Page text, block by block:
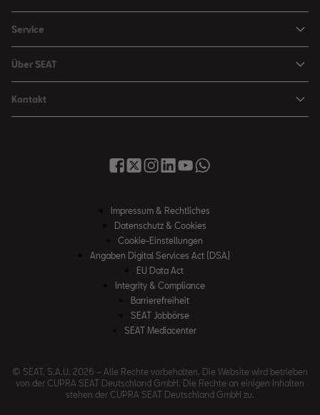
Arona
Leon
Leon Sportstourer
SEAT Ateca Compact SUV (discontinued)
Sondermodelle
SEAT FOR BUSINESS Angebote
Gebrauchtfahrzeuge
Finanzdienstleistung
Sommer Service Aktion
Service
Smartphone Kompatibilität
Senderlogos
SEAT Original Teile ®
Online Service-Terminbuchung
AE 189 Diesel Rückrufaktion
Über SEAT
News & Events
Integrität & Compliance
SEAT Umwelt-Richtlinen
SEAT Qualitätsgrundsätze
Kontakt
Online Service-Terminbuchung
Impressum & Rechtliches
Datenschutz & Cookies
Cookie-Einstellungen
Angaben Digital Services Act (DSA)
EU Data Act
Integrity & Compliance
Barrierefreiheit
SEAT Jobbörse
SEAT Mediacenter
© SEAT, S.A.U. 2026 – Alle Rechte vorbehalten. Die Website wird betrieben
von der CUPRA SEAT Deutschland GmbH. Die Rechte an einigen Inhalten
stehen der CUPRA SEAT Deutschland GmbH zu.